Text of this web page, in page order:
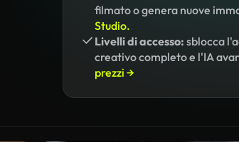
filmato o genera nuove
Studio.
Livelli di accesso: sblocca
creativo completo e l'IA
prezzi →